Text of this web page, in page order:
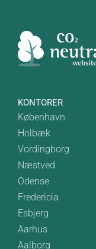
KONTORER
København
Holbæk
Vordingborg
Næstved
Odense
Fredericia
Esbjerg
Aarhus
Aalborg